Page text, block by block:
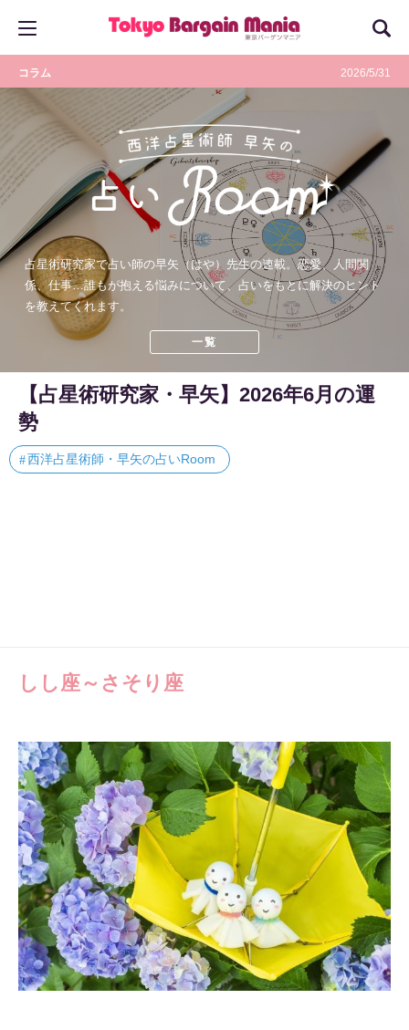
コラム 2026/5/31
占星術研究家で占い師の早矢（はや）先生の連載。恋愛、人間関
係、仕事…誰もが抱える悩みについて、占いをもとに解決のヒント
を教えてくれます。
一覧
【占星術研究家・早矢】2026年6月の運
勢
西洋占星術師・早矢の占いRoom
しし座～さそり座